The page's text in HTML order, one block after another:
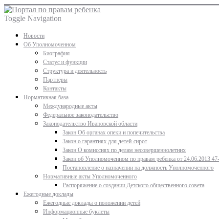
Toggle Navigation
Новости
Об Уполномоченном
Биография
Статус и функции
Структура и деятельность
Партнёры
Контакты
Нормативная база
Международные акты
Федеральное законодательство
Законодательство Ивановской области
Закон Об органах опеки и попечительства
Закон о гарантиях для детей-сирот
Закон О комиссиях по делам несовершеннолетних
Закон об Уполномоченном по правам ребенка от 24.06.2013
Постановление о назначении на должность Уполномоченного
Нормативные акты Уполномоченного
Распоряжение о создании Детского общественного совета
Ежегодные доклады
Ежегодные доклады о положении детей
Информационные буклеты